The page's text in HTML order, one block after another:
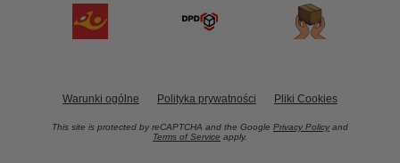
Warunki ogólne Polityka prywatności Pliki Cookies
This site is protected by reCAPTCHA and the Google Privacy Policy and
Terms of Service apply.